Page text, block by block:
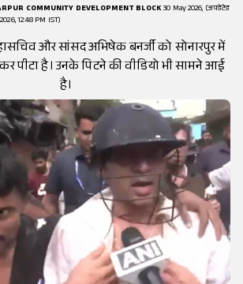
COMMUNITY DEVELOPMENT BLOCK30 May 2026, (अपडेटेड
12:48 PM IST)
और सांसद अभिषेक बनर्जी को सोनारपुर में
पीटा है। उनके पिटने की वीडियो भी सामने आई
है।